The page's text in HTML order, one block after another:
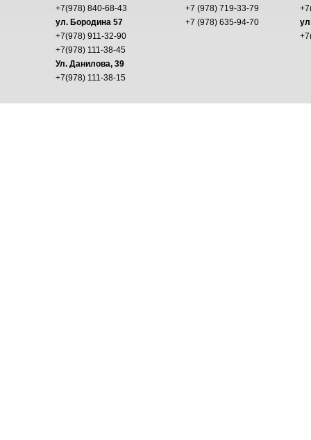
+7(978) 840-68-43
ул. Бородина 57
+7(978) 911-32-90
+7(978) 111-38-45
Ул. Данилова, 39
+7(978) 111-38-15
+7 (978) 719-33-79
+7 (978) 635-94-70